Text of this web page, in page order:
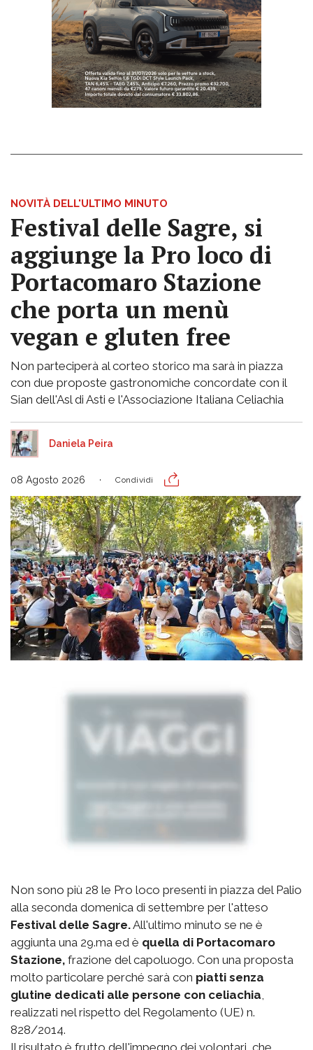
NOVITÀ DELL'ULTIMO MINUTO
Festival delle Sagre, si
aggiunge la Pro loco di
Portacomaro Stazione
che porta un menù
vegan e gluten free
Non parteciperà al corteo storico ma sarà in piazza
con due proposte gastronomiche concordate con il
Sian dell'Asl di Asti e l'Associazione Italiana Celiachia
Daniela Peira
08 Agosto 2026 Condividi
Non sono più 28 le Pro loco presenti in piazza del Palio
alla seconda domenica di settembre per l'atteso
Festival delle Sagre.All'ultimo minuto se ne è
aggiunta una 29.ma ed è quella di Portacomaro
Stazione, frazione del capoluogo. Con una proposta
molto particolare perché sarà con piatti senza
glutine dedicati alle persone con celiachia
realizzati nel rispetto del Regolamento (UE) n.
828/2014.
Il risultato è frutto dell'impegno dei volontari, che